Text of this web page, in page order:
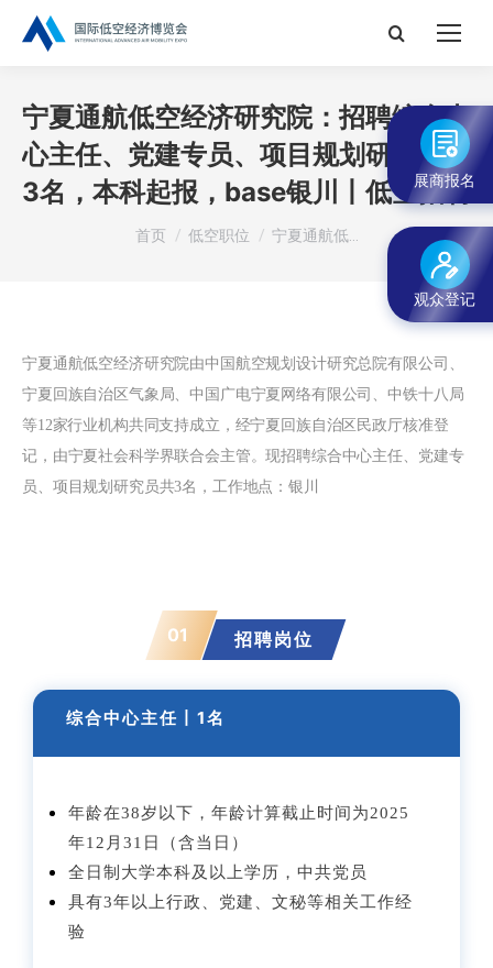
搜
宁夏通航低空经济研究院：招聘综合中
心主任、党建专员、项目规划研究员共
3名，本科起报，base银川丨低空招聘
您在这里：
首页 低空职位 宁夏通航低…
宁夏通航低空经济研究院由中国航空规划设计研究总院有限公司、
宁夏回族自治区气象局、中国广电宁夏网络有限公司、中铁十八局
等12家行业机构共同支持成立，经宁夏回族自治区民政厅核准登
记，由宁夏社会科学界联合会主管。现招聘综合中心主任、党建专
员、项目规划研究员共3名，工作地点：银川
01 招聘岗位
综合中心主任丨1名
年龄在38岁以下，年龄计算截止时间为2025
年12月31日（含当日）
全日制大学本科及以上学历，中共党员
具有3年以上行政、党建、文秘等相关工作经
验
展商报名
观众登记